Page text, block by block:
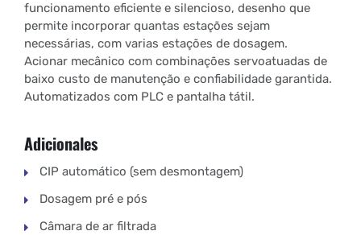
funcionamento eficiente e silencioso, desenho que
permite incorporar quantas estações sejam
necessárias, com varias estações de dosagem.
Acionar mecânico com combinações servoatuadas de
baixo custo de manutenção e confiabilidade garantida.
Automatizados com PLC e pantalha tátil.
Adicionales
CIP automático (sem desmontagem)
Dosagem pré e pós
Câmara de ar filtrada